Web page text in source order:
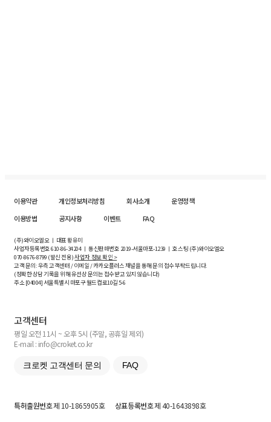
이용약관 개인정보처리방침 회사소개
운영정책
이용방법
공지사항 이벤트 FAQ
(주)와이오엘오 ㅣ 대표 황유미
사업자등록번호610-86-34204ㅣ 통신판매번호 2019-서울마포-1239 ㅣ 호스팅 (주)와이오엘오
070-8676-8799 (발신 전용)사업자 정보 확인 >
고객 문의: 우측 고객센터 / 이메일 / 카카오플러스 채널을 통해 문의 접수 부탁드립니다.
(정확한 상담 기록을 위해 유선상 문의는 접수받고 있지 않습니다)
주소 [04004] 서울특별시 마포구 월드컵로10길5-6
고객센터
평일 오전 11시 ~ 오후 5시 (주말, 공휴일 제외)
E-mail : info@croket.co.kr
크로켓 고객센터 문의 FAQ
특허출원번호제 10-1865905호 상표등록번호제 40-1643898호